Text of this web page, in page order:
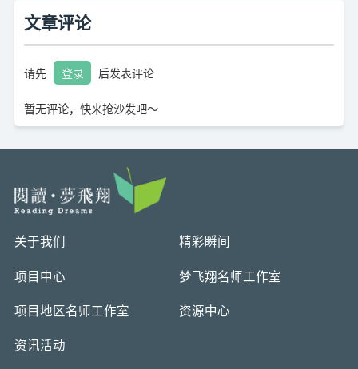
文章评论
请先 登录 后发表评论
暂无评论，快来抢沙发吧～
关于我们 精彩瞬间
项目中心 梦飞翔名师工作室
项目地区名师工作室 资源中心
资讯活动